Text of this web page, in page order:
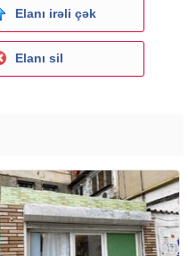
Elanı irəli çək
Elanı sil